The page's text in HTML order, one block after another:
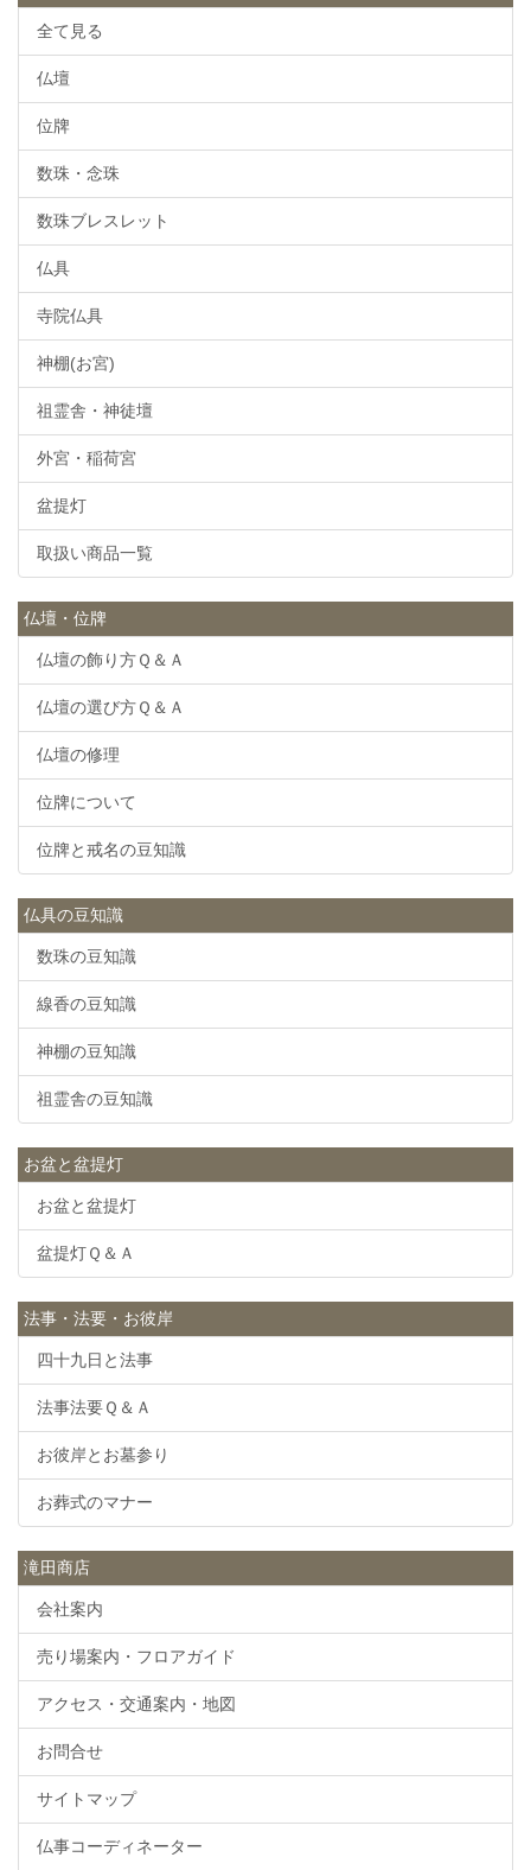
全て見る
仏壇
位牌
数珠・念珠
数珠ブレスレット
仏具
寺院仏具
神棚(お宮)
祖霊舎・神徒壇
外宮・稲荷宮
盆提灯
取扱い商品一覧
仏壇・位牌
仏壇の飾り方Ｑ＆Ａ
仏壇の選び方Ｑ＆Ａ
仏壇の修理
位牌について
位牌と戒名の豆知識
仏具の豆知識
数珠の豆知識
線香の豆知識
神棚の豆知識
祖霊舎の豆知識
お盆と盆提灯
お盆と盆提灯
盆提灯Ｑ＆Ａ
法事・法要・お彼岸
四十九日と法事
法事法要Ｑ＆Ａ
お彼岸とお墓参り
お葬式のマナー
滝田商店
会社案内
売り場案内・フロアガイド
アクセス・交通案内・地図
お問合せ
サイトマップ
仏事コーディネーター